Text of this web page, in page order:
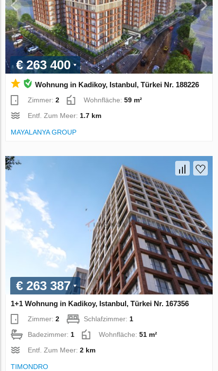
€ 263 400
Wohnung in Kadikoy, Istanbul, Türkei Nr. 188226
Zimmer:2 Wohnfläche:59 m²
Entf. Zum Meer:1.7 km
MAYALANYA GROUP
€ 263 387
1+1 Wohnung in Kadikoy, Istanbul, Türkei Nr. 167356
Zimmer:2 Schlafzimmer: 1
Badezimmer: 1 Wohnfläche:51 m²
Entf. Zum Meer:2 km
TIMONDRO